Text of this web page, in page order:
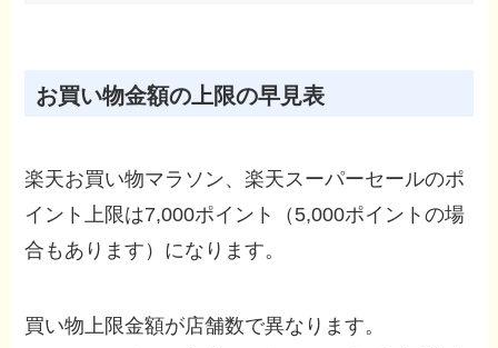
お買い物金額の上限の早見表
楽天お買い物マラソン、楽天スーパーセールのポ
イント上限は7,000ポイント（5,000ポイントの場
合もあります）になります。
買い物上限金額が店舗数で異なります。